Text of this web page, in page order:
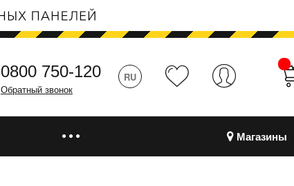
0800 750-120
Обратный звонок
RU
Магазины